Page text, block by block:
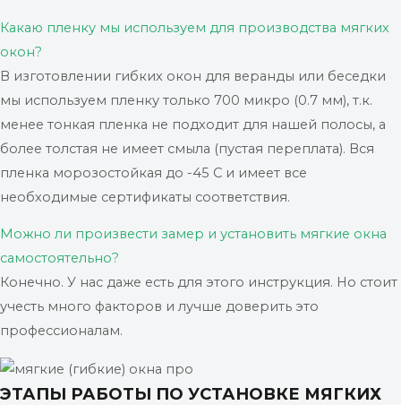
Какаю пленку мы используем для производства мягких
окон?
В изготовлении гибких окон для веранды или беседки
мы используем пленку только 700 микро (0.7 мм), т.к.
менее тонкая пленка не подходит для нашей полосы, а
более толстая не имеет смыла (пустая переплата). Вся
пленка морозостойкая до -45 С и имеет все
необходимые сертификаты соответствия.
Можно ли произвести замер и установить мягкие окна
самостоятельно?
Конечно. У нас даже есть для этого инструкция. Но стоит
учесть много факторов и лучше доверить это
профессионалам.
ЭТАПЫ РАБОТЫ ПО УСТАНОВКЕ МЯГКИХ